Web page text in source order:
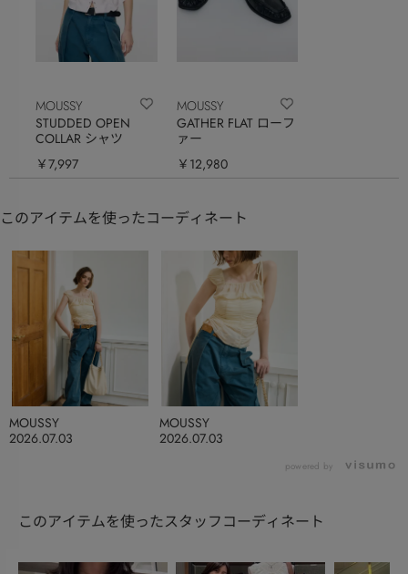
MOUSSY
STUDDED OPEN
COLLAR シャツ
￥7,997
MOUSSY
GATHER FLAT ローフ
ァー
￥12,980
このアイテムを使ったコーディネート
2026.07.03
MOUSSY
2026.07.03
MOUSSY
powered by
このアイテムを使ったスタッフコーディネート